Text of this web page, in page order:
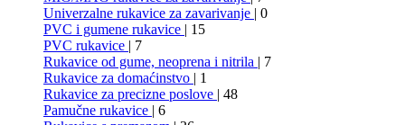
Univerzalne rukavice za zavarivanje | 0
PVC i gumene rukavice | 15
PVC rukavice | 7
Rukavice od gume, neoprena i nitrila | 7
Rukavice za domaćinstvo | 1
Rukavice za precizne poslove | 48
Pamučne rukavice | 6